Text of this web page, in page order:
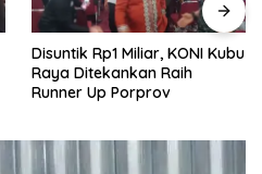
Disuntik Rp1 Miliar, KONI Kubu
Raya Ditekankan Raih
Runner Up Porprov